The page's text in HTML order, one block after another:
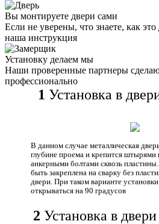
Вы монтируете двери сами
Если не уверены, что знаете, как
наша инструкция
Установку делаем мы
Наши проверенные партнеры
профессионально
1 Установка в
В данном случае металлическая
глубине проема и крепится штырями
анкерными болтами сквозь
быть закреплена на сварку без
двери. При таком варианте
открываться на 90 градусов
2 Установка в двери